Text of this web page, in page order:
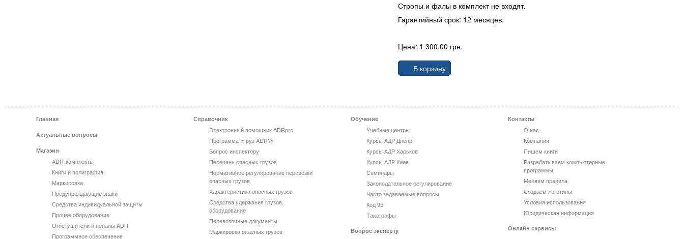
Стропы и фалы в комплект не входят.
Гарантийный срок: 12 месяцев.
Цена: 1 300,00 грн.
В корзину
Главная
Актуальные вопросы
Магазин
ADR-комплекты
Книги и полиграфия
Маркировка
Предупреждающие знаки
Средства индивидуальной защиты
Прочее оборудование
Огнетушители и пеналы ADR
Программное обеспечение
Справочник
Электронный помощник ADRpro
Программа «Груз ADR?»
Вопрос инспектору
Перечень опасных грузов
Нормативное регулирование перевозки
опасных грузов
Характеристика опасных грузов
Средства удержания грузов,
оборудование
Перевозочные документы
Маркировка опасных грузов
Обучение
Учебные центры
Курсы АДР Днепр
Курсы АДР Харьков
Курсы АДР Киев
Семинары
Законодательное регулирование
Часто задаваемые вопросы
Код 95
Тахографы
Вопрос эксперту
Контакты
О нас
Компания
Пишем книги
Разрабатываем компьютерные
программы
Меняем правила
Создаем логотипы
Условия использования
Юридическая информация
Онлайн сервисы